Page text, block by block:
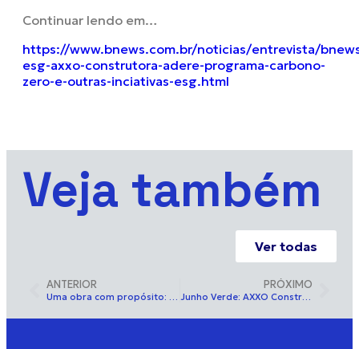
Continuar lendo em…
https://www.bnews.com.br/noticias/entrevista/
esg-axxo-construtora-adere-programa-carbono-
zero-e-outras-inciativas-esg.html
Veja também
Ver todas
ANTERIOR
Uma obra com propósito: Hospital Mont Serrat Cuidados Paliativos (Salvador – BA)
PRÓXIMO
Junho Verde: AXXO Construtora fortalece compromisso com a sustentabilidade e incorpora princípios ESG